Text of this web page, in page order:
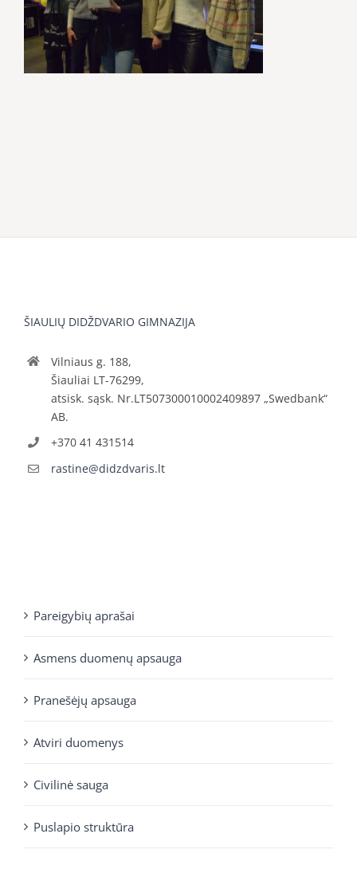
ŠIAULIŲ DIDŽDVARIO GIMNAZIJA
Vilniaus g. 188,
Šiauliai LT-76299,
atsisk. sąsk. Nr.LT507300010002409897 „Swedbank“
AB.
+370 41 431514
rastine@didzdvaris.lt
Pareigybių aprašai
Asmens duomenų apsauga
Pranešėjų apsauga
Atviri duomenys
Civilinė sauga
Puslapio struktūra